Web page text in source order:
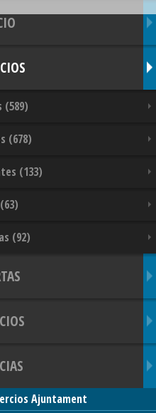
(589)
(678)
(133)
(92)
Ajuntament